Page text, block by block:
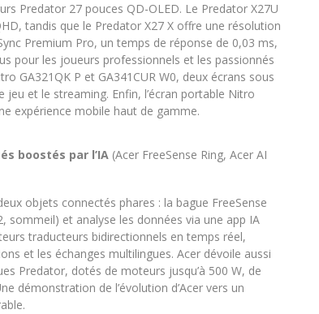
Predator 27 pouces QD-OLED. Le Predator X27U
tandis que le Predator X27 X offre une résolution
Premium Pro, un temps de réponse de 0,03 ms,
pour les joueurs professionnels et les passionnés
GA321QK P et GA341CUR W0, deux écrans sous
jeu et le streaming. Enfin, l’écran portable Nitro
expérience mobile haut de gamme.
boostés par l’IA (Acer FreeSense Ring, Acer AI
objets connectés phares : la bague FreeSense
sommeil) et analyse les données via une app IA
traducteurs bidirectionnels en temps réel,
et les échanges multilingues. Acer dévoile aussi
Predator, dotés de moteurs jusqu’à 500 W, de
démonstration de l’évolution d’Acer vers un